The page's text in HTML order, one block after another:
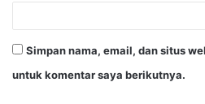
Simpan nama, email, dan situs
untuk komentar saya berikutnya.